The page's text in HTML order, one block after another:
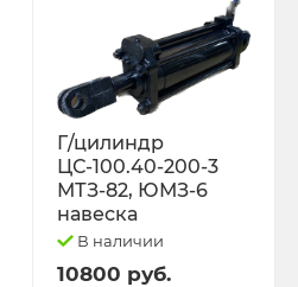
Г/цилиндр
ЦС-100.40-200-3
МТЗ-82, ЮМЗ-6
навеска
В наличии
10800 руб.